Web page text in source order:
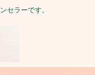
セラーです。